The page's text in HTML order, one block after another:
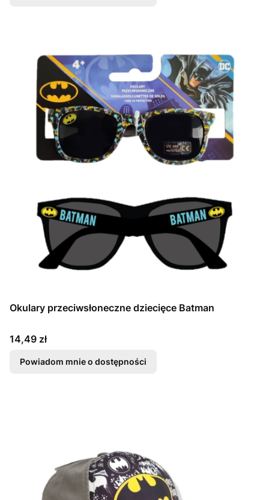
Okulary przeciwsłoneczne dziecięce Batman
Cena
14,49 zł
Powiadom mnie o dostępności